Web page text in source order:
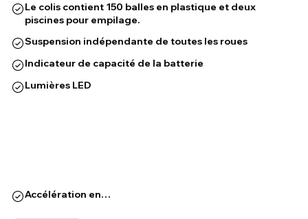
Le colis contient 150 balles en plastique et deux
piscines pour empilage.
Suspension indépendante de toutes les roues
Indicateur de capacité de la batterie
Lumières LED
Accélération en…